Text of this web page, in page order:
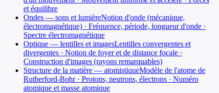
et équilibre
Ondes — sons et lumièreNotion d'onde (mécanique,
électromagnétique) · Fréquence, période, longueur d'onde ·
Spectre électromagnétique
Optique — lentilles et imagesLentilles convergentes et
divergentes · Notion de foyer et de distance focale ·
Construction d'images (rayons remarquables)
Structure de la matière — atomistiqueModèle de l'atome de
Rutherford-Bohr · Protons, neutrons, électrons · Numéro
atomique et masse atomique